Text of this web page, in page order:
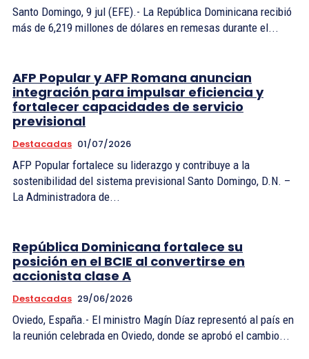
Santo Domingo, 9 jul (EFE).- La República Dominicana recibió
más de 6,219 millones de dólares en remesas durante el...
AFP Popular y AFP Romana anuncian
integración para impulsar eficiencia y
fortalecer capacidades de servicio
previsional
Destacadas 01/07/2026
AFP Popular fortalece su liderazgo y contribuye a la
sostenibilidad del sistema previsional Santo Domingo, D.N. –
La Administradora de...
República Dominicana fortalece su
posición en el BCIE al convertirse en
accionista clase A
Destacadas 29/06/2026
Oviedo, España.- El ministro Magín Díaz representó al país en
la reunión celebrada en Oviedo, donde se aprobó el cambio...